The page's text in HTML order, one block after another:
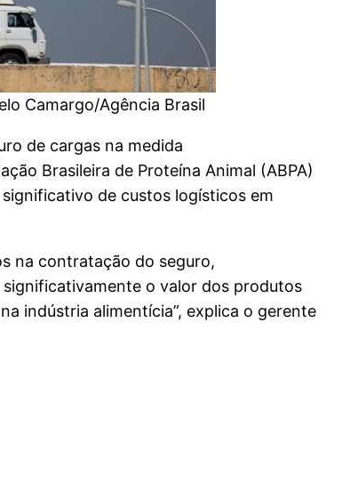
Camargo/Agência Brasil
de cargas na medida
Brasileira de Proteína Animal (ABPA)
de custos logísticos em
na contratação do seguro,
o valor dos produtos
indústria alimentícia”, explica o gerente